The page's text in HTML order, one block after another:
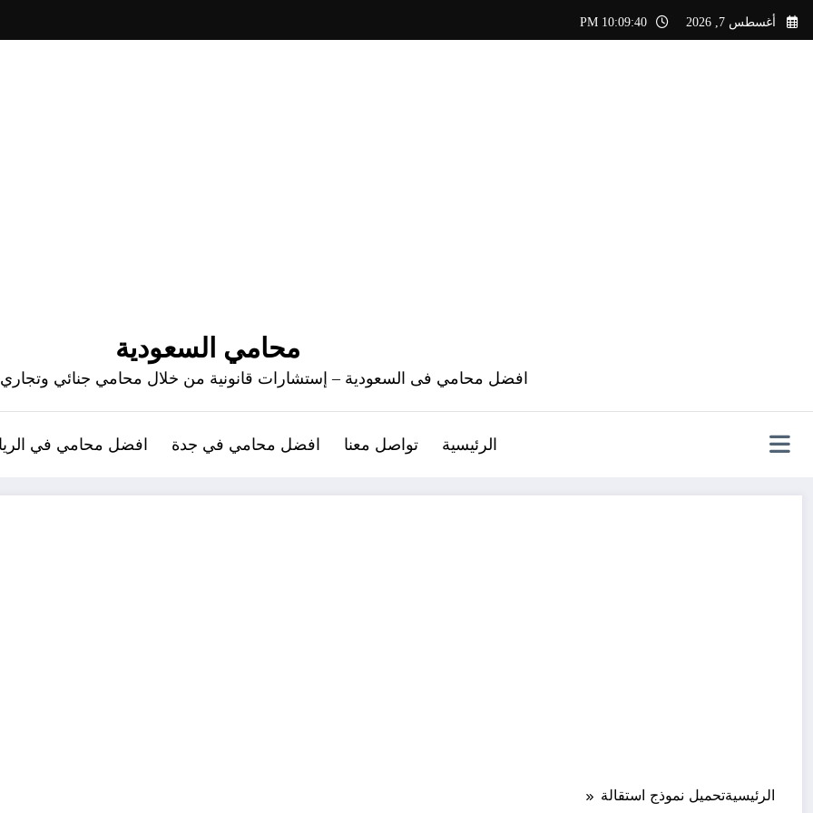
التجاوز
إلى
أغسطس 7, 2026 10:09:41 PM
محامي السعودية
افضل محامي فى السعودية – إستشارات قانونية من خلال محامي جنائي وتجاري
الرئيسية تواصل معنا افضل محامي في جدة افضل محامي في
الرئيسيةتحميل نموذج استقالة